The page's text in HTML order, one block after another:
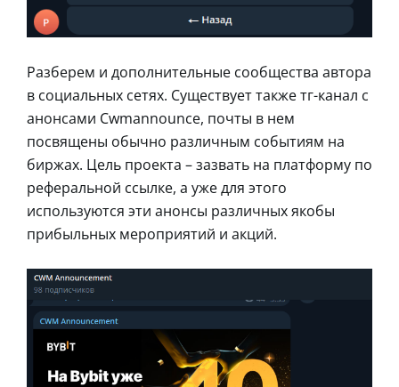
Разберем и дополнительные сообщества автора
в социальных сетях. Существует также тг-канал с
анонсами Cwmannounce, почты в нем
посвящены обычно различным событиям на
биржах. Цель проекта – зазвать на платформу по
реферальной ссылке, а уже для этого
используются эти анонсы различных якобы
прибыльных мероприятий и акций.